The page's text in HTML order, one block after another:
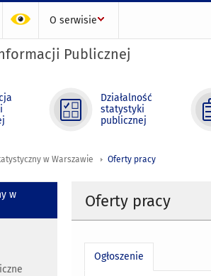
O serwisie
Publicznej
Działalność
statystyki
publicznej
w Warszawie Oferty pracy
Oferty pracy
Ogłoszenie
w